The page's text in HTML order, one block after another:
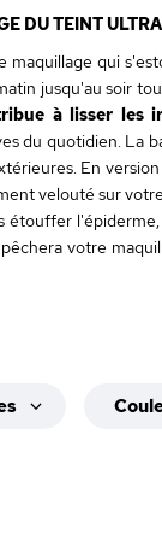
DU TEINT
qui
jusqu'au soir
à lisser les
du quotidien. La
En version
velouté sur
étouffer
votre